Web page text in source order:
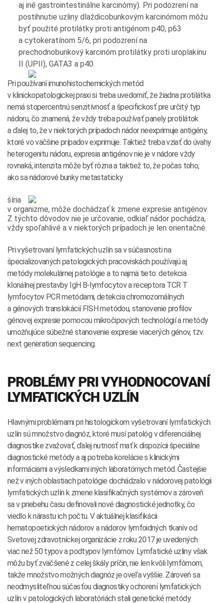
aj iné gastrointestinálne karcinómy). Pri podozrení na
postihnutie uzliny dlaždicobunkovým karcinómom môžu
byť použité protilátky proti antigénom p40, p63
a cytokeratínom 5/6, pri podozrení na
prechodnobunkový karcinóm protilátky proti uroplakínu
II (UPII), GATA3 a p40.
Pri používaní imunohistochemických metód
v klinickopatologickej praxi si treba uvedomiť, že žiadna protilátka
nemá stopercentnú senzitívnosť a špecifickosť pre určitý typ
nádoru, čo znamená, že vždy treba používať panely protilátok
a ďalej to, že v niektorých prípadoch nádor neexprimuje antigény,
ktoré vo väčšine prípadov exprimuje. Taktiež treba vziať do úvahy
heterogenitu nádoru, expresia antigénov nie je v nádore vždy
rovnaká, intenzita môže byť rôzna a taktiež to, že počas toho,
ako sa nádorové bunky metastaticky
šíria
v organizme, môže dochádzať k zmene expresie antigénov.
Z týchto dôvodov nie je určovanie, odkiaľ nádor pochádza,
vždy spoľahlivé a v niektorých prípadoch je len orientačné.
Pri vyšetrovaní lymfatických uzlín sa v súčasnosti na
špecializovaných patologických pracoviskách používajú aj
metódy molekulárnej patológie a to najmä tieto: detekcia
klonálnej prestavby IgH B-lymfocytov a receptora TCR T
lymfocytov PCR metódami, detekcia chromozomálnych
a génových translokácií FISH metódou, stanovenie profilov
génovej expresie pomocou mikročipových technológií a metódy
umožňujúce súbežné stanovenie expresie viacerých génov, tzv.
next generation sequencing.
PROBLÉMY PRI VYHODNOCOVANÍ
LYMFATICKÝCH UZLÍN
Hlavnými problémami pri histologickom vyšetrovaní lymfatických
uzlín sú množstvo diagnóz, ktoré musí patológ v diferenciálnej
diagnostike zvažovať, ďalej nutnosť mať k dispozícii špeciálne
diagnostické metódy a aj potreba korelácie s klinickými
informáciami a výsledkami iných laboratórnych metód. Častejšie
než v iných oblastiach patológie dochádzalo v nádorovej patológii
lymfatických uzlín k zmene klasifikačných systémov a zároveň
sa v priebehu času definovali nové diagnostické jednotky, čo
viedlo k nárastu ich počtu. V aktuálnej klasifikácii
hematopoetických nádorov a nádorov lymfoidných tkanív od
Svetovej zdravotníckej organizácie z roku 2017 je uvedených
viac než 50 typov a podtypov lymfómov. Lymfatické uzliny však
môžu byť zväčšené z celej škály príčin, nie len kvôli lymfómom,
takže množstvo možných diagnóz je oveľa vyššie. Zároveň sa
neodmysliteľnou súčasťou diagnostiky ochorení lymfatických
uzlín v patologických laboratóriách stali genetické metódy